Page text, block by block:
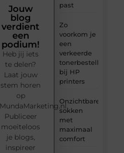
past
Zo
voorkom je
een
verkeerde
tonerbestelling
bij HP
printers
Onzichtbare
sokken
met
maximaal
comfort
Jouw
blog
verdient
een
podium!
Heb jij iets
te delen?
Laat jouw
stem horen
op
MundaMarketing.nl.
Publiceer
moeiteloos
je blogs,
inspireer